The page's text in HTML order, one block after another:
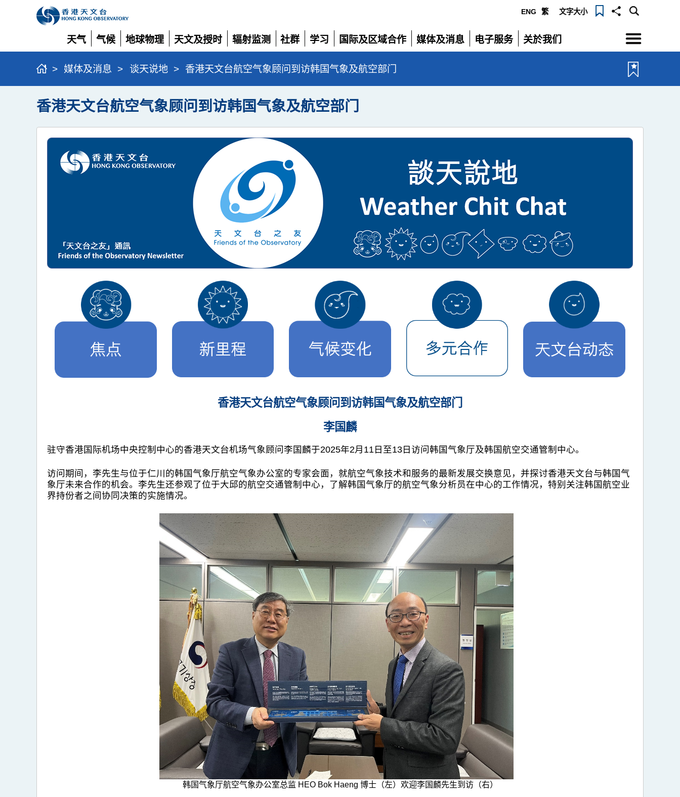
ENG 繁 文字大小
天气
展
开
气候
展
开
地球物理
展
开
天文及授时
展
开
辐射监测
展
开
社群
展
开
学习
展
开
国际及区域合作
展
开
媒体及消息
展
电子服务
展
关於我们
展
选
单
> 媒体及消息 > 谈天说地 > 香港天文台航空气象顾问到访韩国气象及航空部门
香港天文台航空气象顾问到访韩国气象及航空部门
香港天文台航空气象顾问到访韩国气象及航空部门
李国麟
驻守香港国际机场中央控制中心的香港天文台机场气象顾问李国麟于2025年2月11日至13日访问韩国气象厅及韩国航空交通管制中心。
访问期间，李先生与位于仁川的韩国气象厅航空气象办公室的专家会面，就航空气象技术和服务的最新发展交换意见，并探讨香港天文台与韩国气
象厅未来合作的机会。李先生还参观了位于大邱的航空交通管制中心，了解韩国气象厅的航空气象分析员在中心的工作情况，特别关注韩国航空业
界持份者之间协同决策的实施情况。
韩国气象厅航空气象办公室总监 HEO Bok Haeng 博士（左）欢迎李国麟先生到访（右）